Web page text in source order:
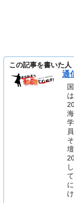
この記事を書いた人
通